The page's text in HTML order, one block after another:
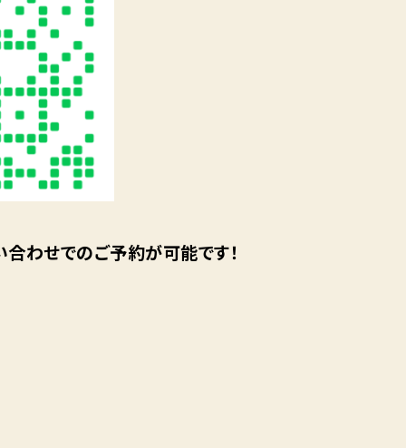
わせでのご予約が可能です！